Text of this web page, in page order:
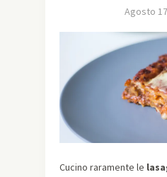
Agosto
Cucino raramente le